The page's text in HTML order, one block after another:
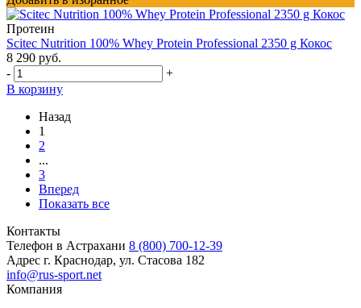
Протеин
Scitec Nutrition 100% Whey Protein Professional 2350 g Кокос
8 290 руб.
-
+
В корзину
Назад
1
2
...
3
Вперед
Показать все
Контакты
Телефон в Астрахани 8 (800) 700-12-39
Адрес г. Краснодар, ул. Стасова 182
info@rus-sport.net
Компания